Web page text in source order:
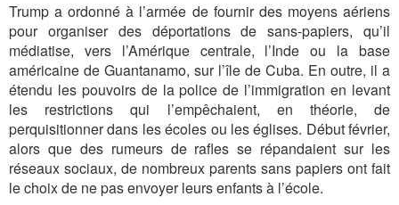
Trump a ordonné à l’armée de fournir des moyens aériens
pour organiser des déportations de sans-papiers, qu’il
médiatise, vers l’Amérique centrale, l’Inde ou la base
américaine de Guantanamo, sur l’île de Cuba. En outre, il a
étendu les pouvoirs de la police de l’immigration en levant
les restrictions qui l’empêchaient, en théorie, de
perquisitionner dans les écoles ou les églises. Début février,
alors que des rumeurs de rafles se répandaient sur les
réseaux sociaux, de nombreux parents sans papiers ont fait
le choix de ne pas envoyer leurs enfants à l’école.